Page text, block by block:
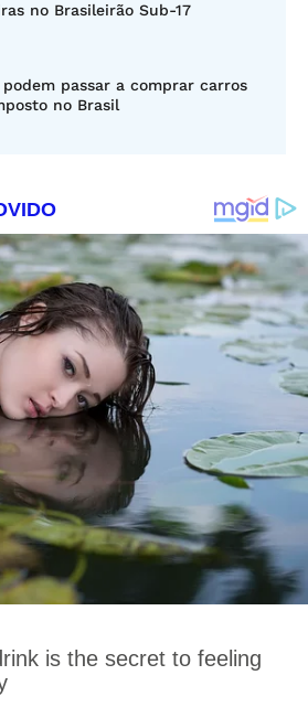
no Brasileirão Sub-17
podem passar a comprar carros
no Brasil